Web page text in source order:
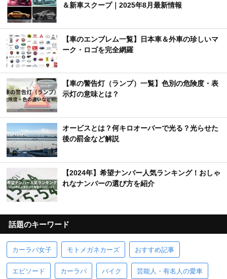
＆新車スクープ｜2025年8月最新情報
【車のエンブレム一覧】日本車＆外車の珍しいマ
ーク・ロゴを完全網羅
【車の警告灯（ランプ）一覧】色別の危険度・表
示灯の意味とは？
オービスとは？何キロオーバーで光る？光らせた
後の罰金など解説
【2024年】希望ナンバー人気ランキング！おしゃ
れなナンバーの選び方を紹介
話題のキーワード
カーラバ女子 モトメガネカーズ おすすめ記事
エピソード カーラバ バイク 芸能人・有名人の愛車